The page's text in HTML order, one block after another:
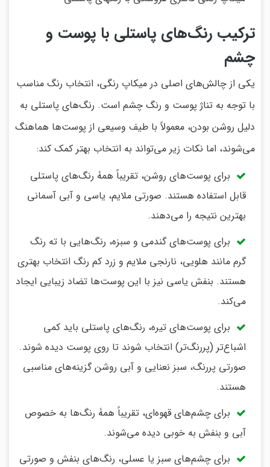
ترکیب رنگ‌های پاستلی با پوست و
چشم
یکی از چالش‌های اصلی در میکاپ رنگی، انتخاب رنگ مناسب
با توجه به تناژ پوست و رنگ چشم است. رنگ‌های پاستلی به
دلیل روشن بودن، معمولاً با طیف وسیعی از پوست‌ها هماهنگ
می‌شوند، اما نکات زیر می‌تواند به انتخاب بهتر کمک کند:
برای پوست‌های روشن، تقریباً همۀ رنگ‌های پاستلی
قابل استفاده هستند. صورتی ملایم، یاسی و آبی آسمانی
بهترین نتیجه را می‌دهند.
برای پوست‌های گندمی و سبزه، رنگ‌هایی با ته رنگ
گرم مانند هلویی، نارنجی ملایم و زرد کم رنگ انتخاب بهتری
هستند. بنفش یاسی نیز با این پوست‌ها تضاد زیبایی ایجاد
می‌کند.
برای پوست‌های تیره، رنگ‌های پاستلی باید کمی
اشباع‌تر (پررنگ‌تر) انتخاب شوند تا روی پوست دیده شوند.
صورتی پررنگ، سبز نعنایی و آبی روشن گزینه‌های مناسبی
هستند.
برای چشم‌های قهوه‌ای، تقریباً همۀ رنگ‌ها به خصوص
آبی و بنفش به خوبی دیده می‌شوند.
برای چشم‌های سبز یا عسلی، رنگ‌های بنفش و صورتی